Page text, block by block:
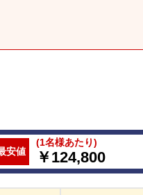
安値
(1名様あたり)
￥124,800